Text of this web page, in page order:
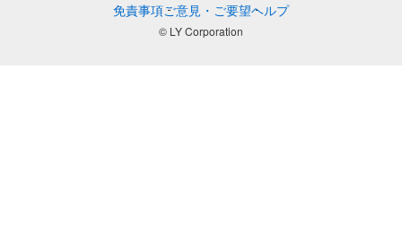
免責事項ご意見・ご要望ヘルプ
© LY Corporation